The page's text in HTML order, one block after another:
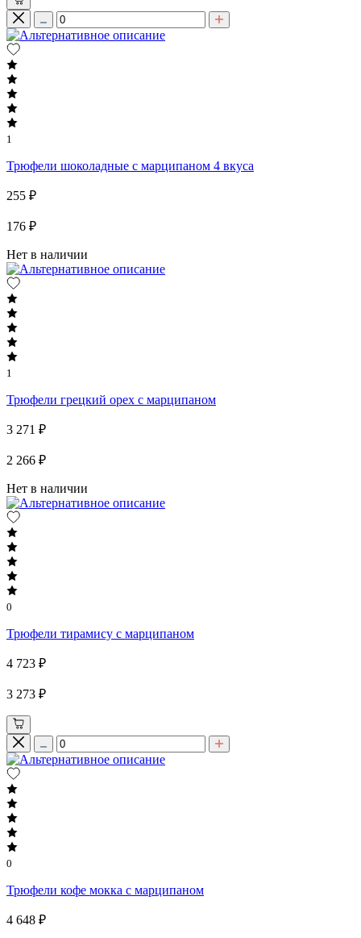
1
Трюфели шоколадные с марципаном 4 вкуса
255 ₽
176 ₽
Нет в наличии
1
Трюфели грецкий орех с марципаном
3 271 ₽
2 266 ₽
Нет в наличии
0
Трюфели тирамису с марципаном
4 723 ₽
3 273 ₽
0
Трюфели кофе мокка с марципаном
4 648 ₽